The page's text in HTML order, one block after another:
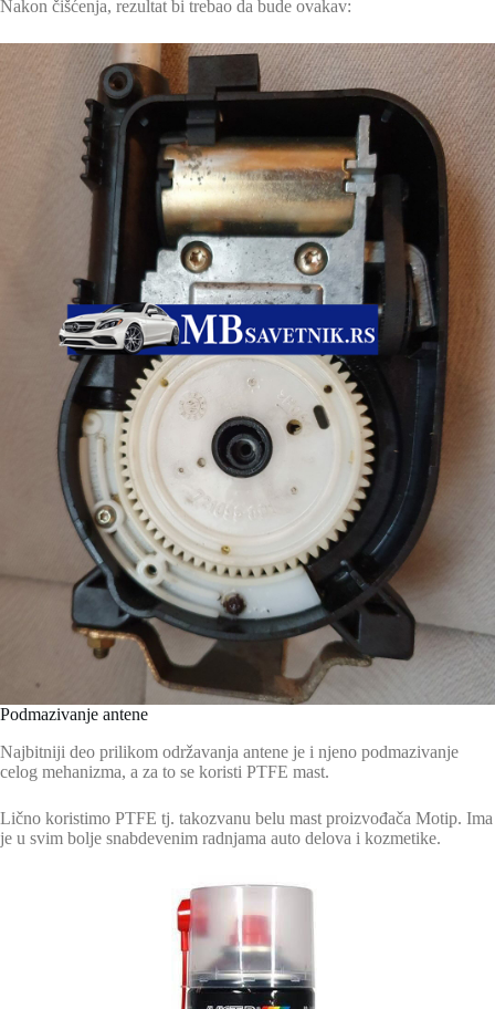
Nakon čišćenja, rezultat bi trebao da bude ovakav:
Podmazivanje antene
Najbitniji deo prilikom održavanja antene je i njeno podmazivanje
celog mehanizma, a za to se koristi PTFE mast.
Lično koristimo PTFE tj. takozvanu belu mast proizvođača Motip. Ima
je u svim bolje snabdevenim radnjama auto delova i kozmetike.